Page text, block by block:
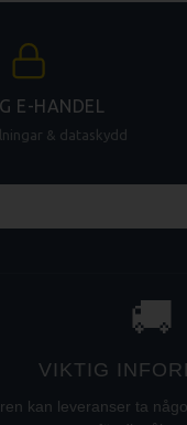
E-HANDEL
& dataskydd
🚚
VIKTIG
kan leveranser ta